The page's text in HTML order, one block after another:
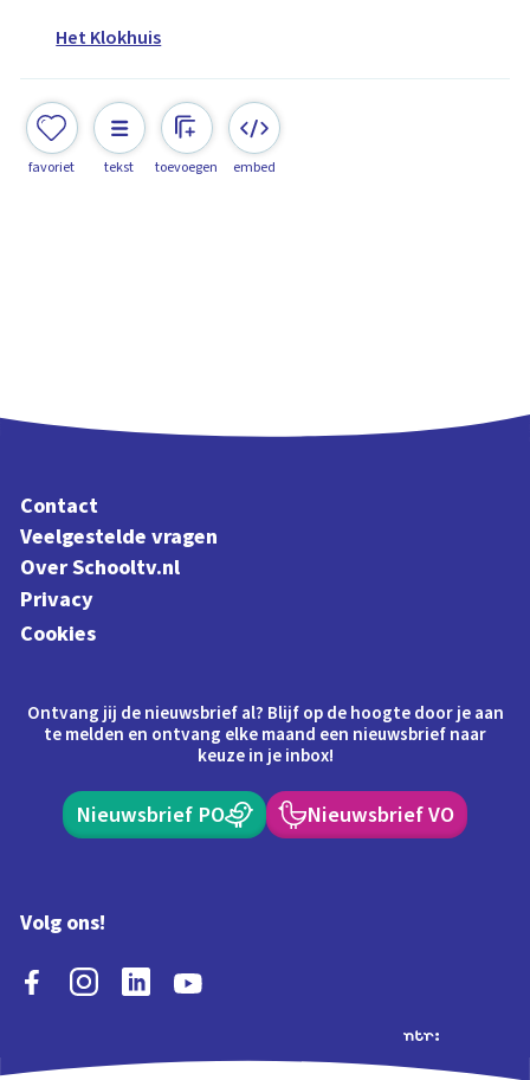
Het Klokhuis
favoriet tekst toevoegen embed
Contact
Veelgestelde vragen
Over Schooltv.nl
Privacy
Cookies
Ontvang jij de nieuwsbrief al? Blijf op de hoogte door je aan
te melden en ontvang elke maand een nieuwsbrief naar
keuze in je inbox!
Nieuwsbrief PO Nieuwsbrief VO
Volg ons!